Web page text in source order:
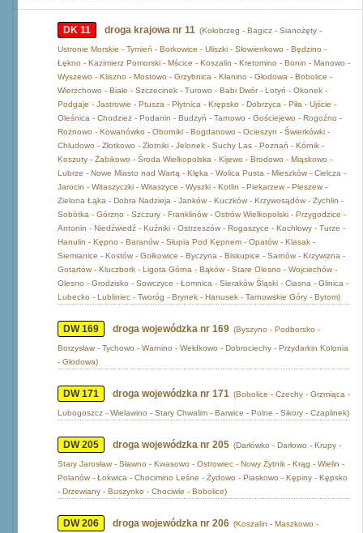
DK 11 droga krajowa nr 11 (Kołobrzeg - Bagicz - Sianożęty -
Ustronie Morskie - Tymień - Borkowice - Uliszki - Słowienkowo - Będzino -
Łękno - Kazimierz Pomorski - Mścice - Koszalin - Kretomino - Bonin - Manowo -
Wyszewo - Kliszno - Mostowo - Grzybnica - Kłanino - Głodowa - Bobolice -
Wierzchowo - Białe - Szczecinek - Turowo - Babi Dwór - Lotyń - Okonek -
Podgaje - Jastrowie - Ptusza - Płytnica - Krępsko - Dobrzyca - Piła - Ujście -
Oleśnica - Chodzież - Podanin - Budzyń - Tarnowo - Gościejewo - Rogoźno -
Rożnowo - Kowanówko - Oborniki - Bogdanowo - Ocieszyn - Świerkówki -
Chludowo - Złotkowo - Złotniki - Jelonek - Suchy Las - Poznań - Kórnik -
Koszuty - Żabikowo - Środa Wielkopolska - Kijewo - Brodowo - Miąskowo -
Lubrze - Nowe Miasto nad Wartą - Klęka - Wolica Pusta - Mieszków - Cielcza -
Jarocin - Witaszyczki - Witaszyce - Wyszki - Kotlin - Piekarzew - Pleszew -
Zielona Łąka - Dobra Nadzieja - Janków - Kuczków - Krzywosądów - Zychlin -
Sobótka - Górzno - Szczury - Franklinów - Ostrów Wielkopolski - Przygodzice -
Antonin - Niedźwiedź - Kuźniki - Ostrzeszów - Rogaszyce - Kochłowy - Turze -
Hanulin - Kępno - Baranów - Słupia Pod Kępnem - Opatów - Klasak -
Siemianice - Kostów - Gołkowice - Byczyna - Biskupice - Sarnów - Krzywizna -
Gotartów - Kluczbork - Ligota Górna - Bąków - Stare Olesno - Wojciechów -
Olesno - Grodzisko - Sowczyce - Łomnica - Sieraków Śląski - Ciasna - Glinica -
Lubecko - Lubliniec - Tworóg - Brynek - Hanusek - Tarnowskie Góry - Bytom)
DW 169 droga wojewódzka nr 169 (Byszyno - Podborsko -
Borzysław - Tychowo - Warnino - Wełdkowo - Dobrociechy - Przydarkin Kolonia
- Głodowa)
DW 171 droga wojewódzka nr 171 (Bobolice - Czechy - Grzmiąca -
Lubogoszcz - Wielawino - Stary Chwalim - Barwice - Polne - Sikory - Czaplinek)
DW 205 droga wojewódzka nr 205 (Darłówko - Darłowo - Krupy -
Stary Jarosław - Sławno - Kwasowo - Ostrowiec - Nowy Żytnik - Krąg - Wielin -
Polanów - Łokwica - Chocimino Leśne - Żydowo - Piaskowo - Kępiny - Kępsko
- Drzewiany - Buszynko - Chociwle - Bobolice)
DW 206 droga wojewódzka nr 206 (Koszalin - Maszkowo -